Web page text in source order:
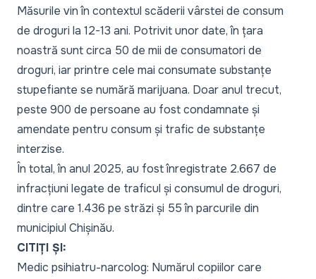
Măsurile vin în contextul scăderii vârstei de consum
de droguri la 12-13 ani. Potrivit unor date, în țara
noastră sunt circa 50 de mii de consumatori de
droguri, iar printre cele mai consumate substanțe
stupefiante se numără marijuana. Doar anul trecut,
peste 900 de persoane au fost condamnate și
amendate pentru consum și trafic de substanțe
interzise.
În total, în anul 2025, au fost înregistrate 2.667 de
infracțiuni legate de traficul și consumul de droguri,
dintre care 1.436 pe străzi și 55 în parcurile din
municipiul Chișinău.
CITIȚI ȘI:
Medic psihiatru-narcolog: Numărul copiilor care